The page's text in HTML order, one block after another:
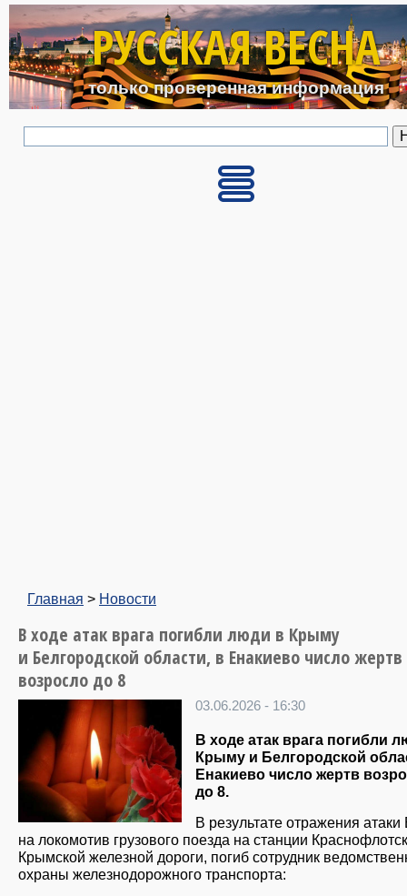
Перейти к основному
РУССКАЯ ВЕСНА
только проверенная информация
Главная > Новости
В ходе атак врага погибли люди в Крыму
и Белгородской области, в Енакиево число жертв
возросло до 8
03.06.2026 - 16:30
В ходе атак врага погибли
Крыму и Белгородской
Енакиево число жертв
до 8.
В результате отражения
на локомотив грузового поезда на станции
Крымской железной дороги, погиб сотрудник
охраны железнодорожного транспорта: